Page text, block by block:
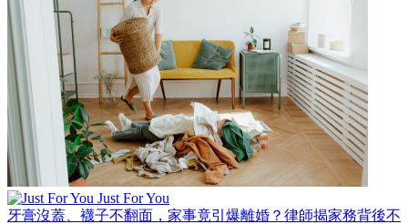
Just For You
牙膏沒蓋、襪子不翻面，家事竟引爆離婚？律師揭家務背後不